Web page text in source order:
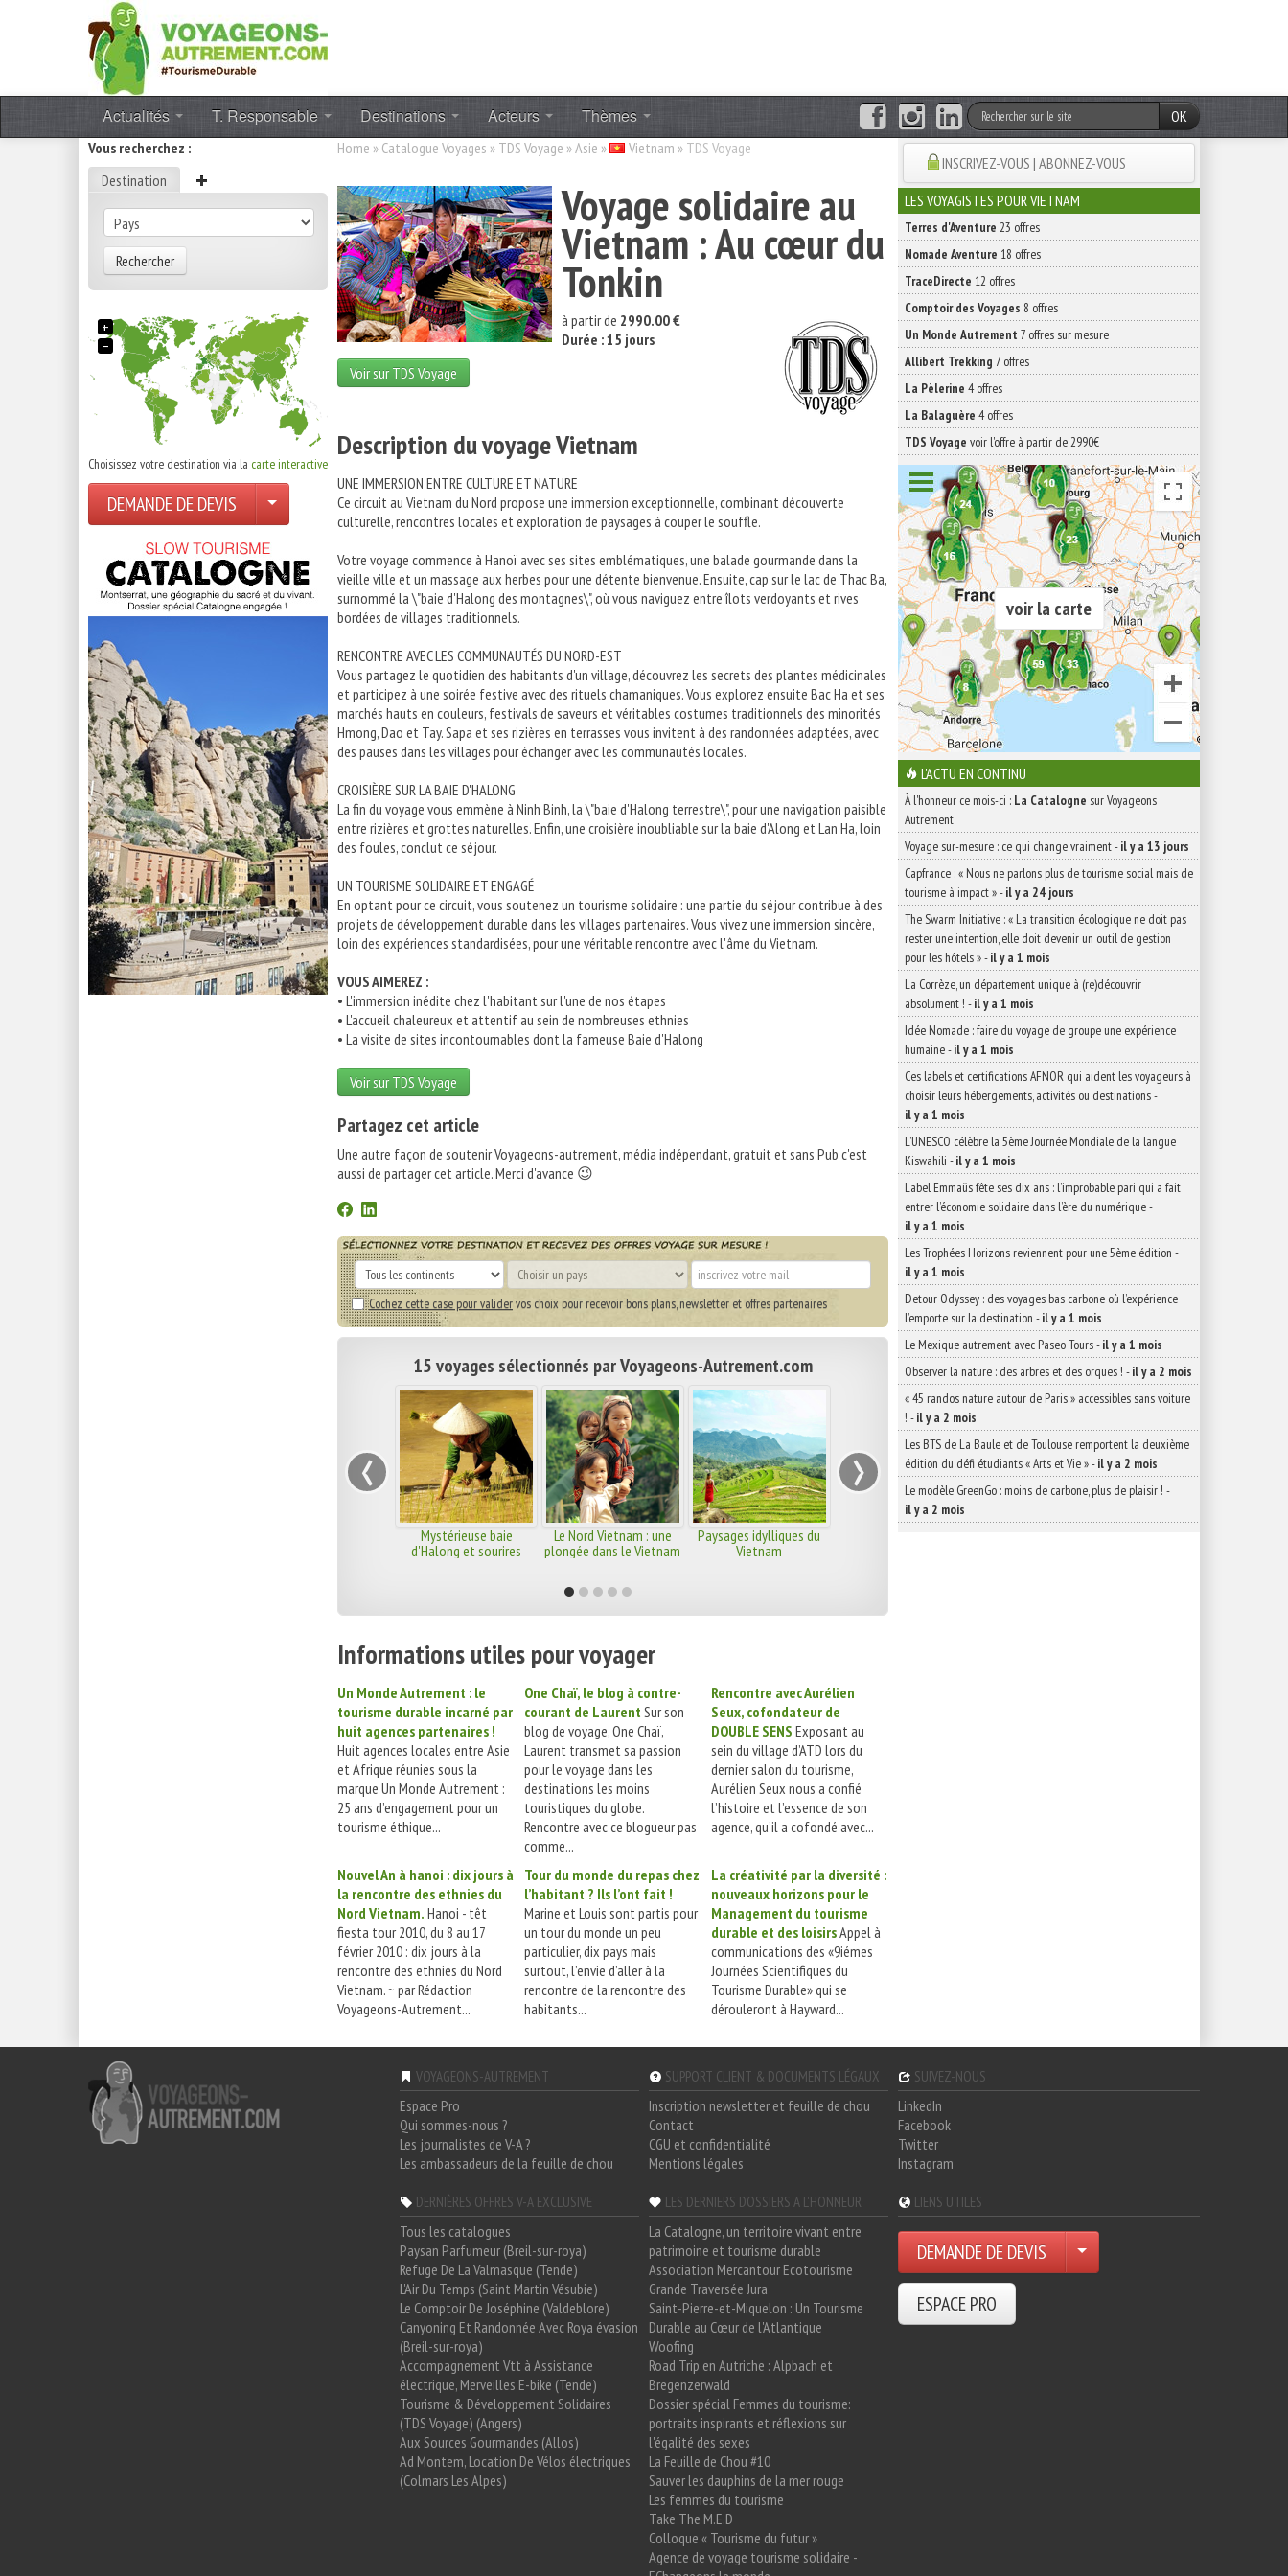
Actualités T. Responsable Destinations Acteurs Thèmes
OK
Vous recherchez :
Destination
Rechercher
+
−
Choisissez votre destination via la carte interactive
DEMANDE DE DEVIS
Home » Catalogue Voyages » TDS Voyage »Asie » Vietnam » TDS Voyage
Voyage solidaire au
Vietnam : Au cœur du
Tonkin
à partir de 2990.00 €
Durée : 15 jours
Voir sur TDS Voyage
Description du voyage Vietnam
UNE IMMERSION ENTRE CULTURE ET NATURE
Ce circuit au Vietnam du Nord propose une immersion exceptionnelle, combinant découverte
culturelle, rencontres locales et exploration de paysages à couper le souffle.
Votre voyage commence à Hanoï avec ses sites emblématiques, une balade gourmande dans la
vieille ville et un massage aux herbes pour une détente bienvenue. Ensuite, cap sur le lac de Thac Ba,
surnommé la \"baie d'Halong des montagnes\", où vous naviguez entre îlots verdoyants et rives
bordées de villages traditionnels.
RENCONTRE AVEC LES COMMUNAUTÉS DU NORD-EST
Vous partagez le quotidien des habitants d'un village, découvrez les secrets des plantes médicinales
et participez à une soirée festive avec des rituels chamaniques. Vous explorez ensuite Bac Ha et ses
marchés hauts en couleurs, festivals de saveurs et véritables costumes traditionnels des minorités
Hmong, Dao et Tay. Sapa et ses rizières en terrasses vous invitent à des randonnées adaptées, avec
des pauses dans les villages pour échanger avec les communautés locales.
CROISIÈRE SUR LA BAIE D'HALONG
La fin du voyage vous emmène à Ninh Binh, la \"baie d'Halong terrestre\", pour une navigation paisible
entre rizières et grottes naturelles. Enfin, une croisière inoubliable sur la baie d'Along et Lan Ha, loin
des foules, conclut ce séjour.
UN TOURISME SOLIDAIRE ET ENGAGÉ
En optant pour ce circuit, vous soutenez un tourisme solidaire : une partie du séjour contribue à des
projets de développement durable dans les villages partenaires. Vous vivez une immersion sincère,
loin des expériences standardisées, pour une véritable rencontre avec l'âme du Vietnam.
VOUS AIMEREZ :
• L'immersion inédite chez l'habitant sur l'une de nos étapes
• L'accueil chaleureux et attentif au sein de nombreuses ethnies
• La visite de sites incontournables dont la fameuse Baie d'Halong
Voir sur TDS Voyage
Partagez cet article
Une autre façon de soutenir Voyageons-autrement, média indépendant, gratuit etsans Pub c'est
aussi de partager cet article. Merci d'avance 😉
Cochez cette case pour validervos choix pour recevoir bons plans, newsletter et offres partenaires
15 voyages sélectionnés par Voyageons-Autrement.com
Mystérieuse baie
d'Halong et sourires
Le Nord Vietnam : une
plongée dans le Vietnam
Paysages idylliques du
Vietnam
‹ ›
Informations utiles pour voyager
Un Monde Autrement : le
tourisme durable incarné par
huit agences partenaires !
Huit agences locales entre Asie
et Afrique réunies sous la
marque Un Monde Autrement :
25 ans d’engagement pour un
tourisme éthique...
One Chaï, le blog à contre-
courant de Laurent Sur son
blog de voyage, One Chaï,
Laurent transmet sa passion
pour le voyage dans les
destinations les moins
touristiques du globe.
Rencontre avec ce blogueur pas
comme...
Rencontre avec Aurélien
Seux, cofondateur de
DOUBLE SENS Exposant au
sein du village d’ATD lors du
dernier salon du tourisme,
Aurélien Seux nous a confié
l’histoire et l’essence de son
agence, qu’il a cofondé avec...
Nouvel An à hanoi : dix jours à
la rencontre des ethnies du
Nord Vietnam. Hanoi - têt
fiesta tour 2010, du 8 au 17
février 2010 : dix jours à la
rencontre des ethnies du Nord
Vietnam. ~ par Rédaction
Voyageons-Autrement...
Tour du monde du repas chez
l’habitant ? Ils l’ont fait !
Marine et Louis sont partis pour
un tour du monde un peu
particulier, dix pays mais
surtout, l’envie d’aller à la
rencontre de la rencontre des
habitants...
La créativité par la diversité :
nouveaux horizons pour le
Management du tourisme
durable et des loisirsAppel à
communications des «9iémes
Journées Scientifiques du
Tourisme Durable» qui se
dérouleront à Hayward...
INSCRIVEZ-VOUS | ABONNEZ-VOUS
LES VOYAGISTES POUR VIETNAM
Terres d'Aventure 23 offres
Nomade Aventure 18 offres
TraceDirecte 12 offres
Comptoir des Voyages 8 offres
Un Monde Autrement 7 offres sur mesure
Allibert Trekking 7 offres
La Pèlerine 4 offres
La Balaguère 4 offres
TDS Voyage voir l'offre à partir de 2990€
voir la carte
L'ACTU EN CONTINU
À l'honneur ce mois-ci : La Catalogne sur Voyageons
Autrement
Voyage sur-mesure : ce qui change vraiment-il y a 13 jours
Capfrance : « Nous ne parlons plus de tourisme social mais de
tourisme à impact »-il y a 24 jours
The Swarm Initiative : « La transition écologique ne doit pas
rester une intention, elle doit devenir un outil de gestion
pour les hôtels »-il y a 1 mois
La Corrèze, un département unique à (re)découvrir
absolument ! -il y a 1 mois
Idée Nomade : faire du voyage de groupe une expérience
humaine-il y a 1 mois
Ces labels et certifications AFNOR qui aident les voyageurs à
choisir leurs hébergements, activités ou destinations-
il y a 1 mois
L’UNESCO célèbre la 5ème Journée Mondiale de la langue
Kiswahili -il y a 1 mois
Label Emmaüs fête ses dix ans : l’improbable pari qui a fait
entrer l’économie solidaire dans l’ère du numérique-
il y a 1 mois
Les Trophées Horizons reviennent pour une 5ème édition -
il y a 1 mois
Detour Odyssey : des voyages bas carbone où l’expérience
l’emporte sur la destination -il y a 1 mois
Le Mexique autrement avec Paseo Tours-il y a 1 mois
Observer la nature : des arbres et des orques ! -il y a 2 mois
« 45 randos nature autour de Paris » accessibles sans voiture
! -il y a 2 mois
Les BTS de La Baule et de Toulouse remportent la deuxième
édition du défi étudiants « Arts et Vie »-il y a 2 mois
Le modèle GreenGo : moins de carbone, plus de plaisir ! -
il y a 2 mois
VOYAGEONS-AUTREMENT
Espace Pro
Qui sommes-nous ?
Les journalistes de V-A ?
Les ambassadeurs de la feuille de chou
SUPPORT CLIENT & DOCUMENTS LÉGAUX
Inscription newsletter et feuille de chou
Contact
CGU et confidentialité
Mentions légales
SUIVEZ-NOUS
LinkedIn
Facebook
Twitter
Instagram
DERNIÈRES OFFRES V-A EXCLUSIVE
Tous les catalogues
Paysan Parfumeur (Breil-sur-roya)
Refuge De La Valmasque (Tende)
L'Air Du Temps (Saint Martin Vésubie)
Le Comptoir De Joséphine (Valdeblore)
Canyoning Et Randonnée Avec Roya évasion
(Breil-sur-roya)
Accompagnement Vtt à Assistance
électrique, Merveilles E-bike (Tende)
Tourisme & Développement Solidaires
(TDS Voyage) (Angers)
Aux Sources Gourmandes (Allos)
Ad Montem, Location De Vélos électriques
(Colmars Les Alpes)
LES DERNIERS DOSSIERS A L'HONNEUR
La Catalogne, un territoire vivant entre
patrimoine et tourisme durable
Association Mercantour Ecotourisme
Grande Traversée Jura
Saint-Pierre-et-Miquelon : Un Tourisme
Durable au Cœur de l'Atlantique
Woofing
Road Trip en Autriche : Alpbach et
Bregenzerwald
Dossier spécial Femmes du tourisme:
portraits inspirants et réflexions sur
l'égalité des sexes
La Feuille de Chou #10
Sauver les dauphins de la mer rouge
Les femmes du tourisme
Take The M.E.D
Colloque « Tourisme du futur »
Agence de voyage tourisme solidaire -
LIENS UTILES
DEMANDE DE DEVIS
ESPACE PRO